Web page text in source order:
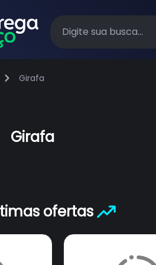
Girafa
Girafa
ofertas